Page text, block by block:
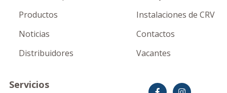
Productos
Noticias
Distribuidores
Instalaciones de CRV
Contactos
Vacantes
Servicios